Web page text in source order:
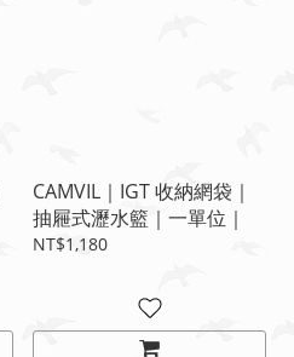
CAMVIL｜IGT 收納網袋｜
抽屜式瀝水籃｜一單位｜
NT$1,180